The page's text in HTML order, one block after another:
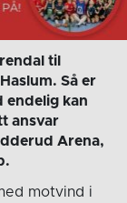
til
Så er
endelig kan
ansvar
Arena,
motvind i